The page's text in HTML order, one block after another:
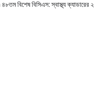
৪৮তম বিশেষ বিসিএস: স্বাস্থ্য ক্যাডারের